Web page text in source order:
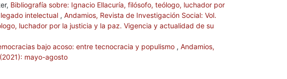
Bibliografía sobre: Ignacio Ellacuría, filósofo, teólogo, luchador por
intelectual , Andamios, Revista de Investigación Social: Vol.
luchador por la justicia y la paz. Vigencia y actualidad de su
bajo acoso: entre tecnocracia y populismo , Andamios,
mayo-agosto